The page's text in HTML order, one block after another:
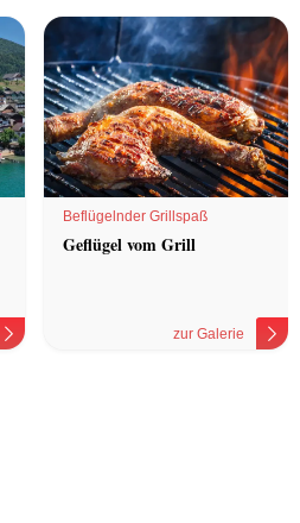
Beflügelnder Grillspaß
Geflügel vom Grill
zur Galerie